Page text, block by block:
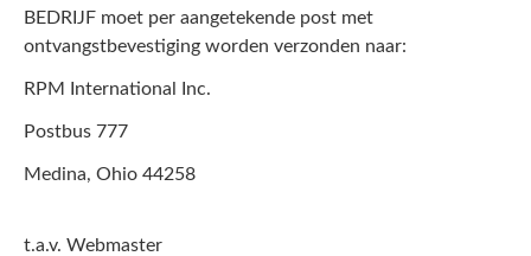
BEDRIJF moet per aangetekende post met
ontvangstbevestiging worden verzonden naar:
RPM International Inc.
Postbus 777
Medina, Ohio 44258
t.a.v. Webmaster